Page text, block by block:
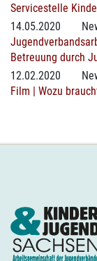
Servicestelle
14.05.2020
Betreuung durch
12.02.2020
Film | Wozu